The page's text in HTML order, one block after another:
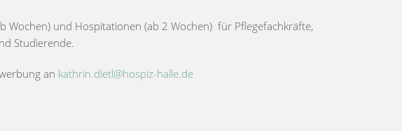
Wochen) und Hospitationen (ab 2 Wochen) für Pflegefachkräfte,
Studierende.
an kathrin.dietl@hospiz-halle.de